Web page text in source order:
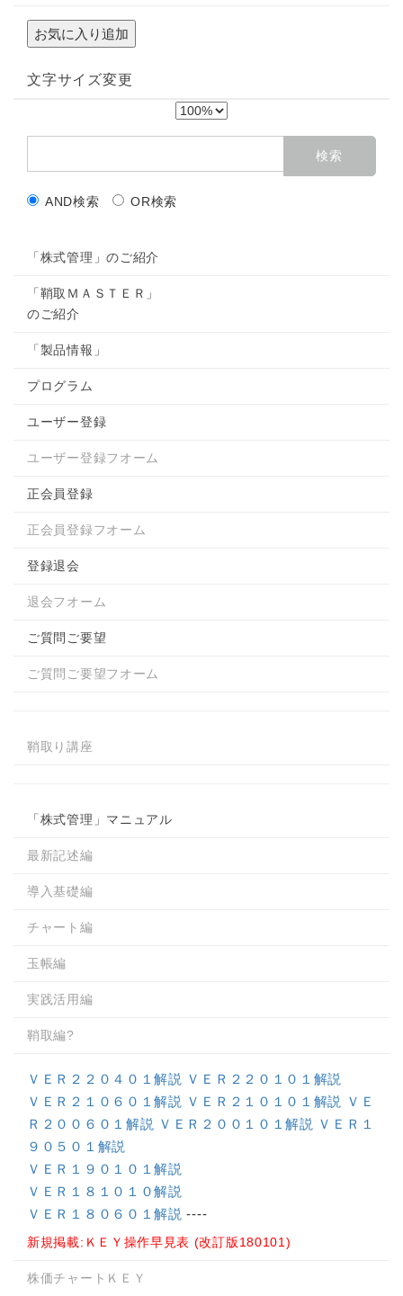
文字サイズ変更
AND検索 OR検索
「株式管理」のご紹介
「鞘取ＭＡＳＴＥＲ」
のご紹介
「製品情報」
プログラム
ユーザー登録
ユーザー登録フオーム
正会員登録
正会員登録フオーム
登録退会
退会フオーム
ご質問ご要望
ご質問ご要望フオーム
鞘取り講座
「株式管理」マニュアル
最新記述編
導入基礎編
チャート編
玉帳編
実践活用編
鞘取編?
ＶＥＲ２２０４０１解説 ＶＥＲ２２０１０１解説
ＶＥＲ２１０６０１解説 ＶＥＲ２１０１０１解説
ＶＥ
Ｒ２００６０１解説 ＶＥＲ２００１０１解説 ＶＥＲ１
９０５０１解説
ＶＥＲ１９０１０１解説
ＶＥＲ１８１０１０解説
ＶＥＲ１８０６０１解説 ----
新規掲載:ＫＥＹ操作早見表 (改訂版180101)
株価チャートＫＥＹ